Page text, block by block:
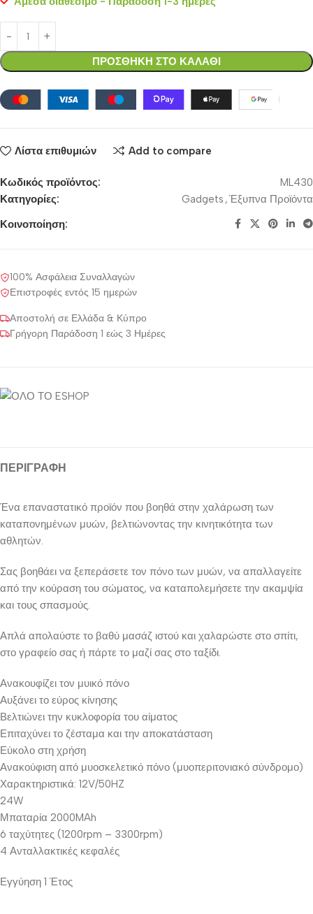
ΠΡΟΣΘΗΚΗ ΣΤΟ ΚΑΛΑΘΙ
Λίστα επιθυμιών Add to compare
Κωδικός προϊόντος:
ML430
Κατηγορίες:
Gadgets ,Έξυπνα Προϊόντα
Κοινοποίηση:
100% Ασφάλεια Συναλλαγών
Επιστροφές εντός 15 ημερών
Αποστολή σε Ελλάδα & Κύπρο
Γρήγορη Παράδοση 1 εώς 3 Ημέρες
ΠΕΡΙΓΡΑΦΉ
Ένα επαναστατικό προϊόν που βοηθά στην χαλάρωση των
καταπονημένων μυών, βελτιώνοντας την κινητικότητα των
αθλητών.
Σας βοηθάει να ξεπεράσετε τον πόνο των μυών, να απαλλαγείτε
από την κούραση του σώματος, να καταπολεμήσετε την ακαμψία
και τους σπασμούς.
Απλά απολαύστε το βαθύ μασάζ ιστού και χαλαρώστε στο σπίτι,
στο γραφείο σας ή πάρτε το μαζί σας στο ταξίδι.
Ανακουφίζει τον μυικό πόνο
Αυξάνει το εύρος κίνησης
Βελτιώνει την κυκλοφορία του αίματος
Επιταχύνει το ζέσταμα και την αποκατάσταση
Εύκολο στη χρήση
Ανακούφιση από μυοσκελετικό πόνο (μυοπεριτονιακό σύνδρομο)
Χαρακτηριστικά: 12V/50HZ
24W
Μπαταρία 2000MAh
6 ταχύτητες (1200rpm – 3300rpm)
4 Ανταλλακτικές κεφαλές
Εγγύηση 1 Έτος